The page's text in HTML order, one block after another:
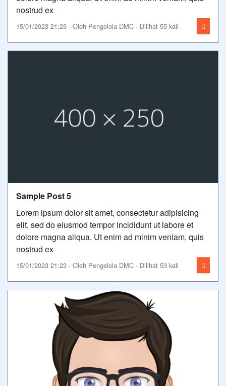
nostrud ex
15/01/2023 21:23 - Oleh Pengelola DMC - Dilihat 55 kali
Sample Post 5
Lorem ipsum dolor sit amet, consectetur adipisicing
elit, sed do eiusmod tempor incididunt ut labore et
dolore magna aliqua. Ut enim ad minim veniam, quis
nostrud ex
15/01/2023 21:23 - Oleh Pengelola DMC - Dilihat 53 kali